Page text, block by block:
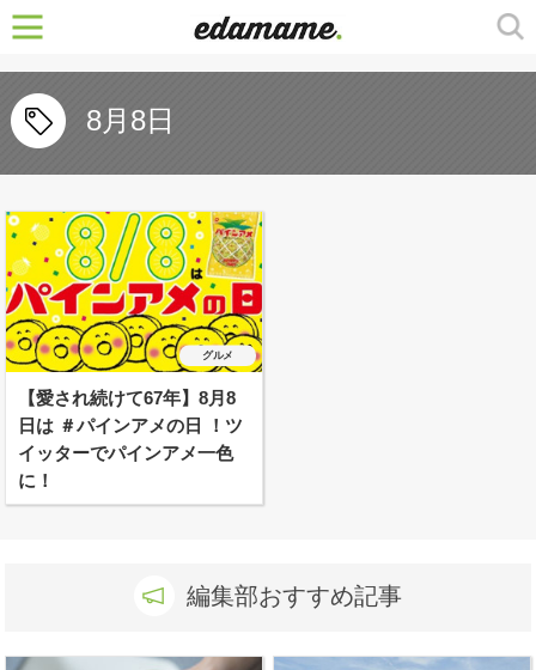
8月8日
【愛され続けて67年】8月8
日は ＃パインアメの日 ！ツ
イッターでパインアメ一色
に！
グルメ
編集部おすすめ記事